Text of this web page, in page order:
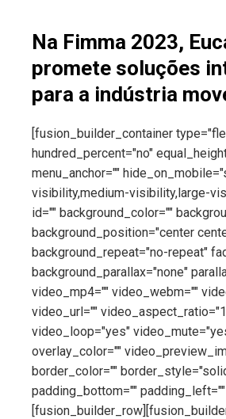
Na Fimma 2023,
promete soluções
para a indústria
[fusion_builder_container
hundred_percent="no"
menu_anchor=""
visibility,medium-visibility,large-
id="" background_color=""
background_position="center
background_repeat="no-repeat"
background_parallax="none"
video_mp4="" video_webm=""
video_url=""
video_loop="yes"
overlay_color=""
border_color=""
padding_bottom=""